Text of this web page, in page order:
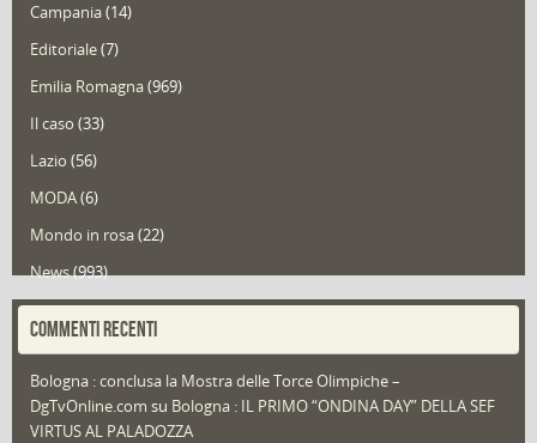
Campania(14)
Editoriale(7)
Emilia Romagna(969)
Il caso (33)
Lazio (56)
MODA(6)
Mondo in rosa(22)
News(993)
Portfolio(1)
Redazioni(1.050)
Speciali (22)
COMMENTI RECENTI
Bologna : conclusa la Mostra delle Torce Olimpiche –
DgTvOnline.com su Bologna : IL PRIMO “ONDINA DAY” DELLA SEF
VIRTUS AL PALADOZZA